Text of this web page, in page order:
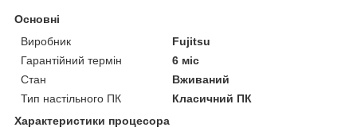
Основні
Виробник
Fujitsu
Гарантійний термін
6 міс
Стан
Вживаний
Тип настільного ПК
Класичний ПК
Характеристики процесора